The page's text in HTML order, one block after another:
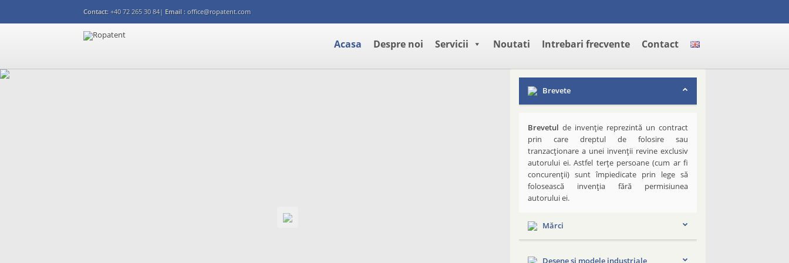
Contact: +40 72 265 30 84| Email : office@ropatent.com
Acasa Despre noi Servicii Noutati Intrebari frecvente Contact
Brevete
Brevetul de invenție reprezintă un contract
prin care dreptul de folosire sau
tranzacționare a unei invenții revine exclusiv
autorului ei. Astfel terțe persoane (cum ar fi
concurenții) sunt împiedicate prin lege să
folosească invenția fără permisiunea
autorului ei.
Mărci
Desene și modele industriale